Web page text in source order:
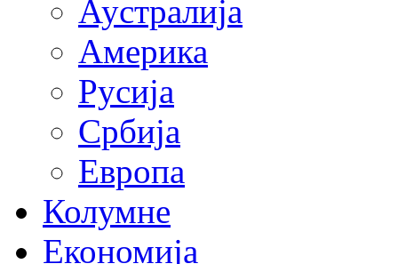
Аустралија
Америка
Русија
Србија
Европа
Колумне
Економија